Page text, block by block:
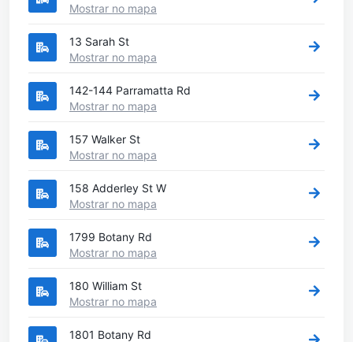
Mostrar no mapa
13 Sarah St
Mostrar no mapa
142-144 Parramatta Rd
Mostrar no mapa
157 Walker St
Mostrar no mapa
158 Adderley St W
Mostrar no mapa
1799 Botany Rd
Mostrar no mapa
180 William St
Mostrar no mapa
1801 Botany Rd